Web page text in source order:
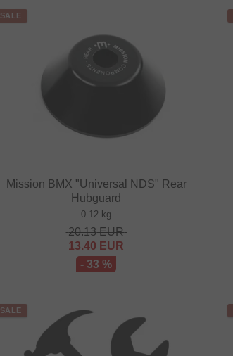
SALE
Mission BMX "Universal NDS" Rear
Hubguard
0.12 kg
20.13EUR
13.40 EUR
- 33 %
SALE